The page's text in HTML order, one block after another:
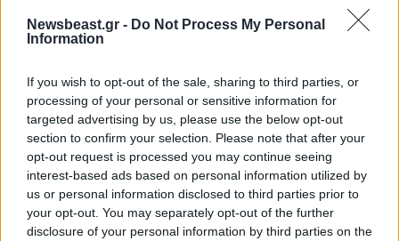
Newsbeast.gr - Do Not Process My Personal
Information
If you wish to opt-out of the sale, sharing to third parties, or
processing of your personal or sensitive information for
targeted advertising by us, please use the below opt-out
section to confirm your selection. Please note that after your
opt-out request is processed you may continue seeing
interest-based ads based on personal information utilized by
us or personal information disclosed to third parties prior to
your opt-out. You may separately opt-out of the further
disclosure of your personal information by third parties on the
26·03·2026 15:42
ΠΑΣΟΚ: Η Ελλάδα πλέον μοιράζεται την τελευταία θέση
με τη Βουλγαρία στην αγοραστική δύναμη